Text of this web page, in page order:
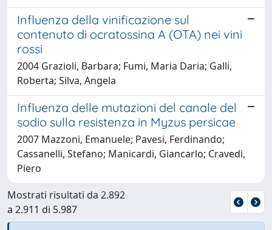
Influenza della vinificazione sul
contenuto di ocratossina A (OTA) nei vini
rossi
2004 Grazioli, Barbara; Fumi, Maria Daria; Galli,
Roberta; Silva, Angela
Influenza delle mutazioni del canale del
sodio sulla resistenza in Myzus persicae
2007 Mazzoni, Emanuele; Pavesi, Ferdinando;
Cassanelli, Stefano; Manicardi, Giancarlo; Cravedi,
Piero
Mostrati risultati da 2.892
a 2.911 di 5.987